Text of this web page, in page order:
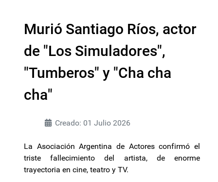
Murió Santiago Ríos, actor
de "Los Simuladores",
"Tumberos" y "Cha cha
cha"
Creado: 01 Julio 2026
La Asociación Argentina de Actores confirmó el
triste fallecimiento del artista, de enorme
trayectoria en cine, teatro y TV.